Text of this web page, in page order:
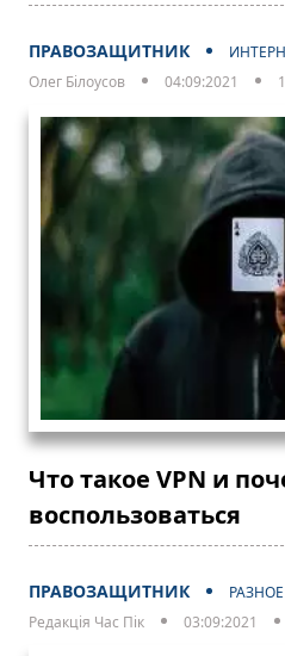
ПРАВОЗАЩИТНИК
Олег Білоусов
04:09:2021
Что такое VPN и
воспользоваться
ПРАВОЗАЩИТНИК
РАЗНОЕ
Редакція Час Пік
03:09:2021